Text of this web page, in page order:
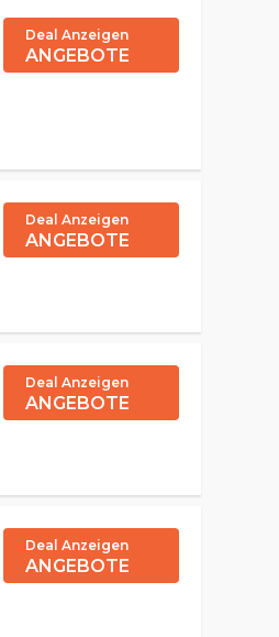
Deal Anzeigen
ANGEBOTE
Deal Anzeigen
ANGEBOTE
Deal Anzeigen
ANGEBOTE
Deal Anzeigen
ANGEBOTE